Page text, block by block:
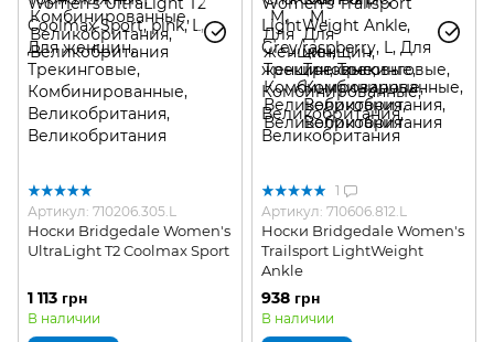
Артикул: 710206.305.L
Носки Bridgedale Women's
UltraLight T2 Coolmax Sport
1 113 грн
В наличии
1
Артикул: 710606.812.L
Носки Bridgedale Women's
Trailsport LightWeight
Ankle
938 грн
В наличии